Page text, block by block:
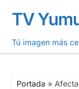
contenido
TV
Tú imagen más
Portada »